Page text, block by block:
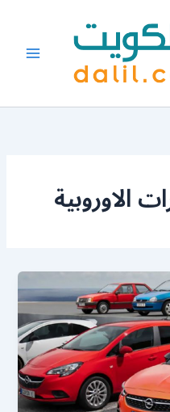
الاوروبية